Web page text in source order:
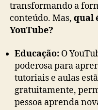
transformando a
conteúdo. Mas, qual
YouTube?
Educação: O
poderosa para
tutoriais e aulas
gratuitamente,
pessoa aprenda